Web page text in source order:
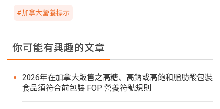
#加拿大營養標示
你可能有興趣的文章
2026年在加拿大販售之高糖、高鈉或高飽和脂肪酸包裝
食品須符合前包裝 FOP 營養符號規則